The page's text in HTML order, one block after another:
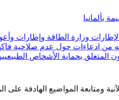
بألمانيا
وزارة الطاقة وإطارات
من ادعاءات حول عدم صلاحية
المتعلق بحماية الأشخاص
ومتابعة المواضيع الهادفة